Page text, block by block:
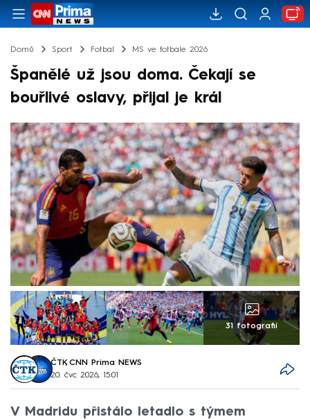
Domů Sport Fotbal MS ve fotbale 2026
Španělé už jsou doma. Čekají se
bouřlivé oslavy, přijal je král
31 fotografií
ČTK, CNN Prima NEWS
20. čvc 2026, 15:01
V Madridu přistálo letadlo s týmem